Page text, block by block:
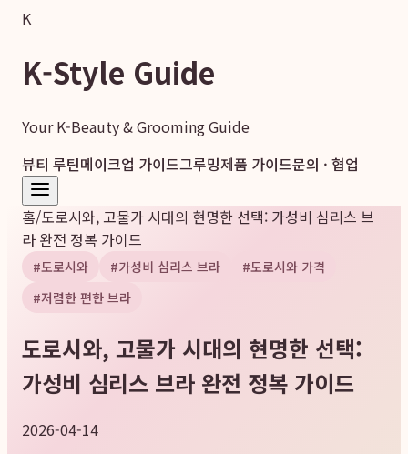
K
K-Style Guide
Your K-Beauty & Grooming Guide
뷰티 루틴메이크업 가이드그루밍제품 가이드문의 · 협업
홈/도로시와, 고물가 시대의 현명한 선택: 가성비 심리스 브
라 완전 정복 가이드
#도로시와 #가성비 심리스 브라 #도로시와 가격
#저렴한 편한 브라
도로시와, 고물가 시대의 현명한 선택:
가성비 심리스 브라 완전 정복 가이드
2026-04-14